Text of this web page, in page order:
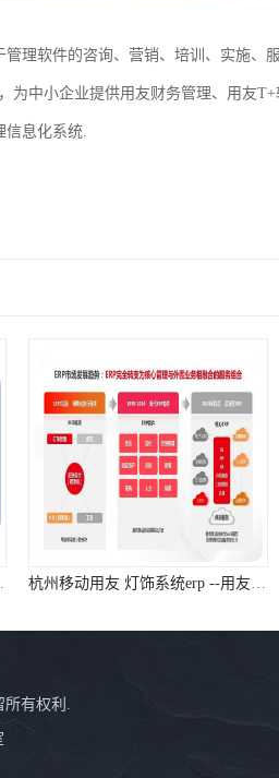
理软件的咨询、营销、培训、实施、
为中小企业提供用友财务管理、用友
信息化系统.
杭州移动用友 灯饰系统erp --用友浙江服务中心
所有权利.